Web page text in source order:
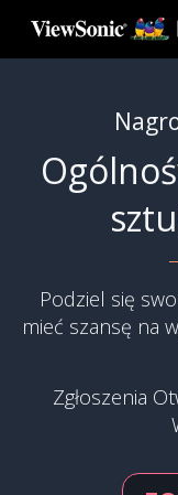
Podziel się
mieć szansę na
Zgłoszenia